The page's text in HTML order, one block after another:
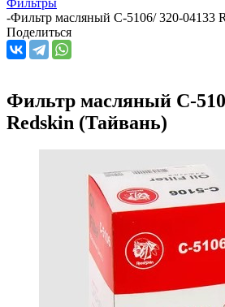
-Фильтр масляный C-5106/ 320-04133
Поделиться
Фильтр масляный C-
Redskin (Тайвань)